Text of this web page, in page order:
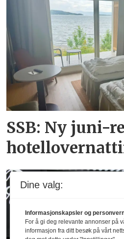
SSB: Ny juni-
Dine valg:
Informasjonskapsler og
For å gi deg relevante annonser på
informasjon fra ditt besøk på vårt